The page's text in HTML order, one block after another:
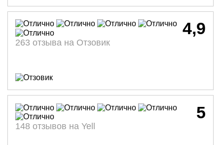
4,9
263 отзыва на Отзовик
5
148 отзывов на Yell